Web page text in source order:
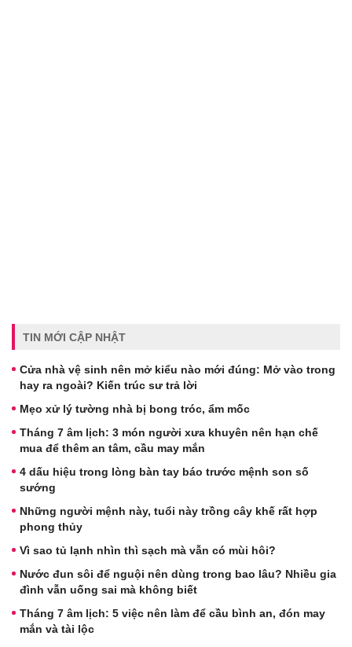
TIN MỚI CẬP NHẬT
Cửa nhà vệ sinh nên mở kiểu nào mới đúng: Mở vào trong
hay ra ngoài? Kiến trúc sư trả lời
Mẹo xử lý tường nhà bị bong tróc, ẩm mốc
Tháng 7 âm lịch: 3 món người xưa khuyên nên hạn chế
mua để thêm an tâm, cầu may mắn
4 dấu hiệu trong lòng bàn tay báo trước mệnh son số
sướng
Những người mệnh này, tuổi này trồng cây khế rất hợp
phong thủy
Vì sao tủ lạnh nhìn thì sạch mà vẫn có mùi hôi?
Nước đun sôi để nguội nên dùng trong bao lâu? Nhiều gia
đình vẫn uống sai mà không biết
Tháng 7 âm lịch: 5 việc nên làm để cầu bình an, đón may
mắn và tài lộc